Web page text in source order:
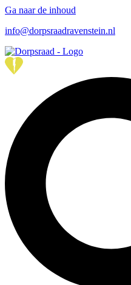
Ga naar de inhoud
info@dorpsraadravenstein.nl